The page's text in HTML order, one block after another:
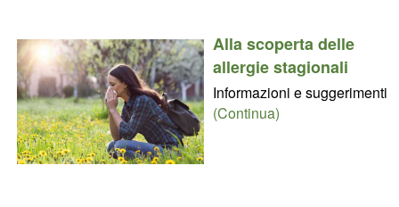
Alla scoperta delle
allergie stagionali
Informazioni e suggerimenti
(Continua)